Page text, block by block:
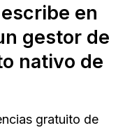
en
gestor de
nativo de
gratuito de